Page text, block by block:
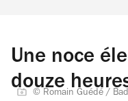
Une noce
douze
© Romain Guédé /